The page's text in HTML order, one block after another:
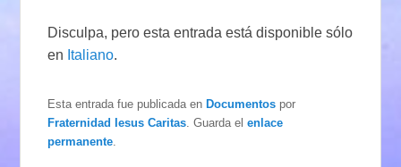
Disculpa, pero esta entrada está disponible sólo
en Italiano.
Esta entrada fue publicada enDocumentos por
Fraternidad Iesus Caritas . Guarda elenlace
permanente